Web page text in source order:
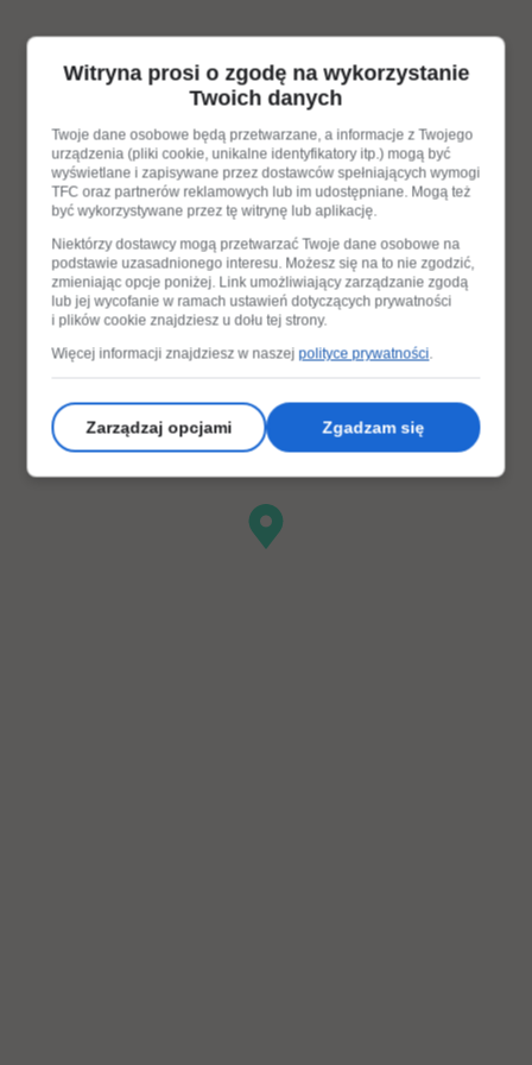
Witryna prosi o zgodę na wykorzystanie
Twoich danych
Twoje dane osobowe będą przetwarzane, a informacje z Twojego
urządzenia (pliki cookie, unikalne identyfikatory itp.) mogą być
wyświetlane i zapisywane przez dostawców spełniających wymogi
TFC oraz partnerów reklamowych lub im udostępniane. Mogą też
być wykorzystywane przez tę witrynę lub aplikację.
Niektórzy dostawcy mogą przetwarzać Twoje dane osobowe na
podstawie uzasadnionego interesu. Możesz się na to nie zgodzić,
zmieniając opcje poniżej. Link umożliwiający zarządzanie zgodą
lub jej wycofanie w ramach ustawień dotyczących prywatności
i plików cookie znajdziesz u dołu tej strony.
Więcej informacji znajdziesz w naszejpolityce prywatności.
Zarządzaj opcjami Zgadzam się